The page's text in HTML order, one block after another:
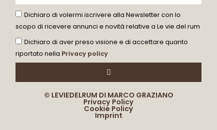
Dichiaro di volermi iscrivere alla Newsletter con lo
scopo di ricevere annunci e novità relative a Le vie del rum
Dichiaro di aver preso visione e di accettare quanto
riportato nella Privacy policy
© LEVIEDELRUM DI MARCO GRAZIANO
Privacy Policy
Cookie Policy
Imprint